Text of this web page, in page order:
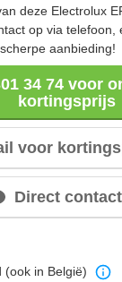
deze Electrolux
op via telefoon,
aanbieding!
34 74 voor
kortingsprijs
voor
Direct contact
(ook in België)